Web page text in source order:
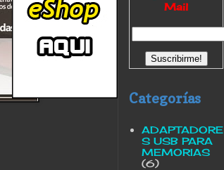
Mail
Categorías
ADAPTADORE
S USB PARA
MEMORIAS
(6)